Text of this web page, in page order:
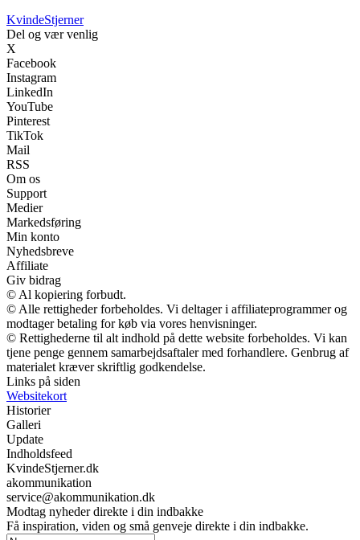
KvindeStjerner
Del og vær venlig
X
Facebook
Instagram
LinkedIn
YouTube
Pinterest
TikTok
Mail
RSS
Om os
Support
Medier
Markedsføring
Min konto
Nyhedsbreve
Affiliate
Giv bidrag
© Al kopiering forbudt.
© Alle rettigheder forbeholdes. Vi deltager i affiliateprogrammer og
modtager betaling for køb via vores henvisninger.
© Rettighederne til alt indhold på dette website forbeholdes. Vi kan
tjene penge gennem samarbejdsaftaler med forhandlere. Genbrug af
materialet kræver skriftlig godkendelse.
Links på siden
Websitekort
Historier
Galleri
Update
Indholdsfeed
KvindeStjerner.dk
akommunikation
service@akommunikation.dk
Modtag nyheder direkte i din indbakke
Få inspiration, viden og små genveje direkte i din indbakke.